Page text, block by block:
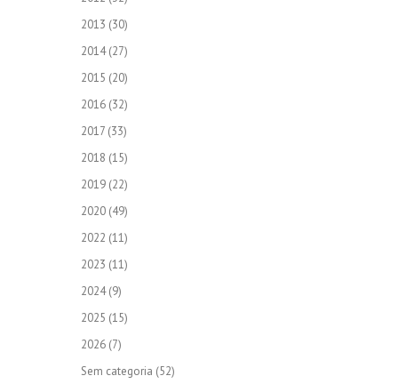
2013 (30)
2014(27)
2015 (20)
2016 (32)
2017 (33)
2018 (15)
2019 (22)
2020 (49)
2022 (11)
2023 (11)
2024(9)
2025 (15)
2026 (7)
Sem categoria (52)